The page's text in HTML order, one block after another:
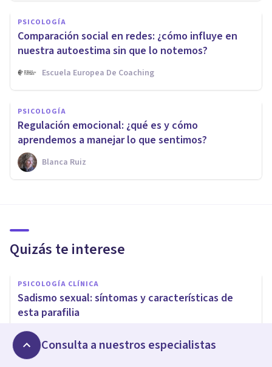
PSICOLOGÍA
Comparación social en redes: ¿cómo influye en
nuestra autoestima sin que lo notemos?
Escuela Europea De Coaching
PSICOLOGÍA
Regulación emocional: ¿qué es y cómo
aprendemos a manejar lo que sentimos?
Blanca Ruiz
Quizás te interese
PSICOLOGÍA CLÍNICA
Sadismo sexual: síntomas y características de
esta parafilia
Consulta a nuestros especialistas